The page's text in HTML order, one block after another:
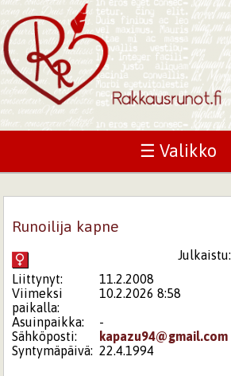
☰ Valikko
Runoilija kapne
Julkaistu:
Liittynyt:
11.2.2008
Viimeksi
paikalla:
10.2.2026 8:58
Asuinpaikka:
-
Sähköposti:
kapazu94@gmail.com
Syntymäpäivä: 22.4.1994